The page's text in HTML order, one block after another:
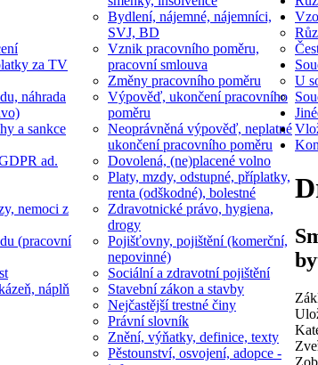
Bydlení, nájemné, nájemníci,
SVJ, BD
za TV
náhrada
a sankce
ad.
Vznik pracovního poměru,
pracovní smlouva
Změny pracovního poměru
Výpověď, ukončení pracovního
poměru
Neoprávněná výpověď, neplatné
ukončení pracovního poměru
Dovolená, (ne)placené volno
Platy, mzdy, odstupné, příplatky,
renta (odškodné), bolestné
nemoci z
(pracovní
náplň
Zdravotnické právo, hygiena,
drogy
Pojišťovny, pojištění (komerční,
nepovinné)
Sociální a zdravotní pojištění
Stavební zákon a stavby
Nejčastější trestné činy
Právní slovník
Znění, výňatky, definice, texty
Pěstounství, osvojení, adopce -
U
Jiné